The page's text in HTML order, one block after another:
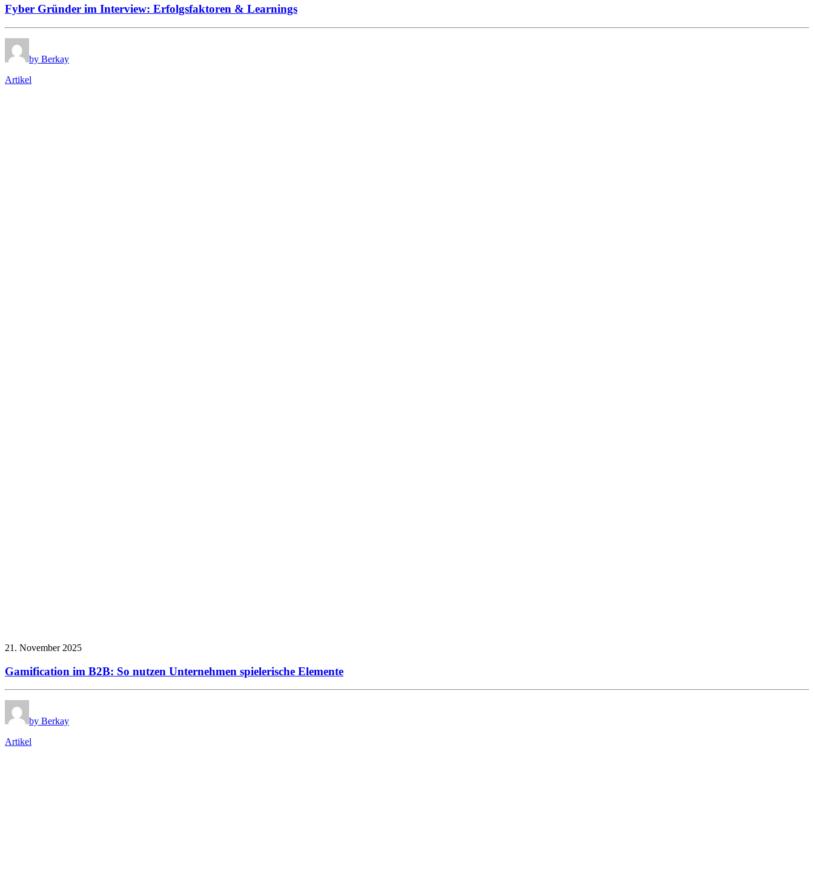
Fyber Gründer im Interview: Erfolgsfaktoren & Learnings
by Berkay
Artikel
21. November 2025
Gamification im B2B: So nutzen Unternehmen spielerische Elemente
by Berkay
Artikel